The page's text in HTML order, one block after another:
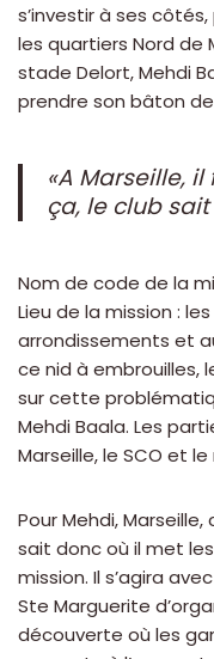
s’investir à ses
les quartiers Nord de
stade Delort, Mehdi
prendre son bâton
«A Marseille,
ça, le club
Nom de code de la
Lieu de la mission :
arrondissements et
ce nid à embrouilles,
sur cette
Mehdi Baala. Les
Marseille, le SCO et
Pour Mehdi,
sait donc où il met
mission. Il s’agira
Ste Marguerite
découverte où les